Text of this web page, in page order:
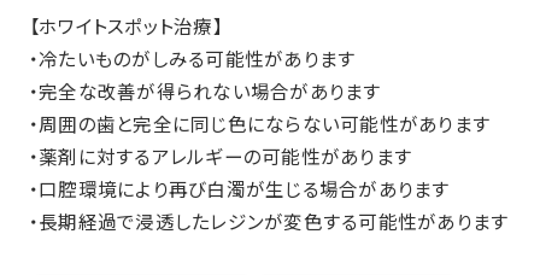
【ホワイトスポット治療】
・冷たいものがしみる可能性があります
・完全な改善が得られない場合があります
・周囲の歯と完全に同じ色にならない可能性があります
・薬剤に対するアレルギーの可能性があります
・口腔環境により再び白濁が生じる場合があります
・長期経過で浸透したレジンが変色する可能性があります